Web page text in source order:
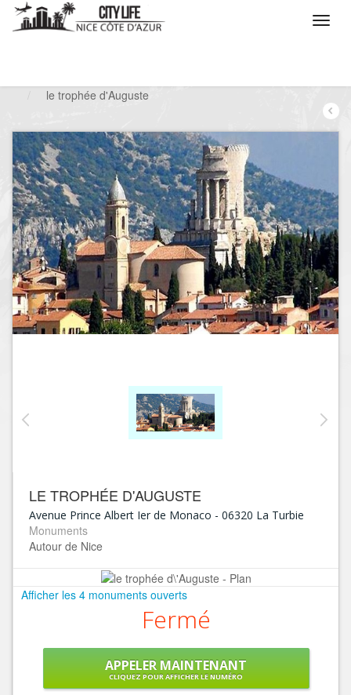
le trophée d'Auguste
LE TROPHÉE D'AUGUSTE
Avenue Prince Albert Ier de Monaco - 06320 La Turbie
Monuments
Autour de Nice
Afficher les 4 monuments ouverts
Fermé
APPELER MAINTENANT
CLIQUEZ POUR AFFICHER LE NUMÉRO